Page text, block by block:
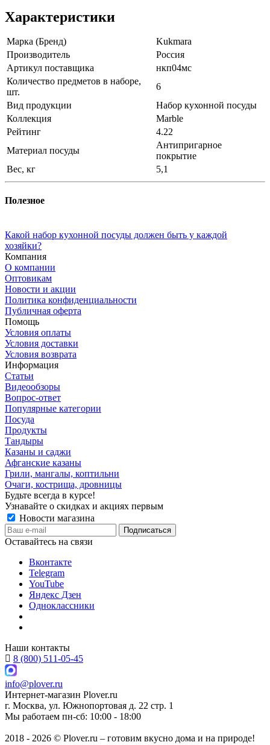
Характеристики
Марка (Бренд)
Kukmara
Производитель
Россия
Артикул поставщика
нкп04мс
Количество предметов в наборе,
шт.
6
Вид продукции
Набор кухонной посуды
Коллекция
Marble
Рейтинг
4.22
Материал посуды
Антипригарное
покрытие
Вес, кг
5,1
Полезное
Какой набор кухонной посуды должен быть у каждой
хозяйки?
Компания
О компании
Оптовикам
Новости и акции
Политика конфиденциальности
Публичная оферта
Помощь
Условия оплаты
Условия доставки
Условия возврата
Информация
Статьи
Видеообзоры
Вопрос-ответ
Популярные категории
Посуда
Продукты
Тандыры
Казаны и саджи
Афганские казаны
Грили, мангалы, коптильни
Очаги, кострища, дровницы
Будьте всегда в курсе!
Узнавайте о скидках и акциях первым
Новости магазина
Оставайтесь на связи
Вконтакте
Telegram
YouTube
Яндекс Дзен
Одноклассники
Наши контакты
8 (800) 511-05-45
info@plover.ru
Интернет-магазин Plover.ru
г. Москва, ул. Южнопортовая д. 22 стр. 1
Мы работаем пн-сб: 10:00 - 18:00
2018 - 2026 © Plover.ru – готовим вкусно дома и на природе!